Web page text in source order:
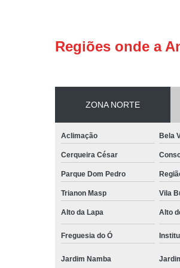
Regiões onde a
ZONA NORTE
Aclimação Bela
Cerqueira César
Parque Dom Pedro
Trianon Masp Vila
Alto da Lapa Alto
Freguesia do Ó
Jardim Namba